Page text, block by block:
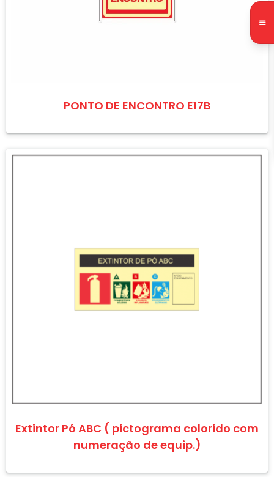
PONTO DE ENCONTRO E17B
Extintor Pó ABC ( pictograma colorido com
numeração de equip.)